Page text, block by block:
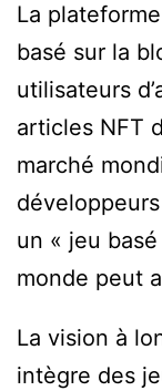
La
basé sur la
utilisateurs
articles NFT
marché
un « jeu
monde peut
La vision à
intègre des